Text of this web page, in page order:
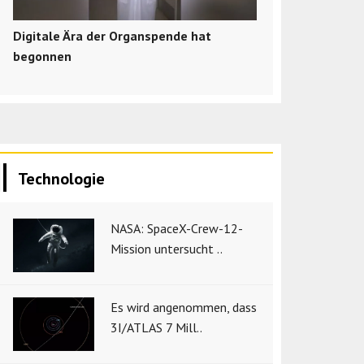
Digitale Ära der Organspende hat
begonnen
Technologie
NASA: SpaceX-Crew-12-
Mission untersucht ..
Es wird angenommen, dass
3I/ATLAS 7 Mill..